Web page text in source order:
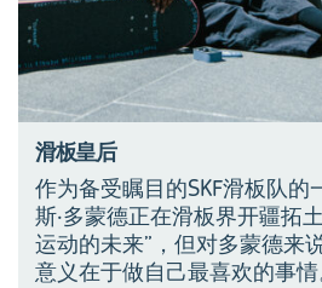
滑板皇后
作为备受瞩目的SKF滑板队
斯·多蒙德正在滑板界开疆拓
运动的未来”，但对多蒙德来
意义在于做自己最喜欢的事情